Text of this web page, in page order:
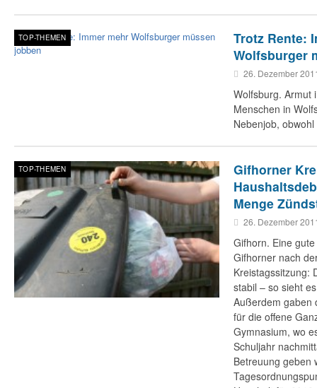
TOP-THEMEN
Trotz Rente:
Wolfsburger
26. Dezember
Wolfsburg. Armut
Menschen in
Nebenjob,
TOP-THEMEN
Gifhorner
Menge
26. Dezember
Gifhorn. Eine
Gifhorner nach
Kreistagssitzung:
stabil – so sieht
Außerdem gaben
für die offene
Gymnasium, wo
Schuljahr
Betreuung geben